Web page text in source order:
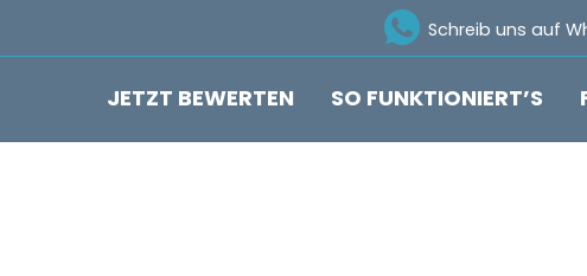
Schreib uns auf
JETZT BEWERTEN SO FUNKTIONIERT’S